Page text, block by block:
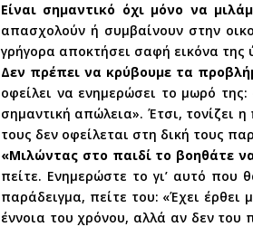
Είναι σημαντικό όχι μόνο να
απασχολούν ή συμβαίνουν στην
γρήγορα αποκτήσει σαφή εικόνα της
Δεν πρέπει να κρύβουμε τα
οφείλει να ενημερώσει το μωρό
σημαντική απώλεια». Έτσι, τονίζει
τους δεν οφείλεται στη δική τους
«Μιλώντας στο παιδί το βοηθάτε
πείτε. Ενημερώστε το γι’ αυτό που
παράδειγμα, πείτε του: «Έχει
έννοια του χρόνου, αλλά αν δεν του